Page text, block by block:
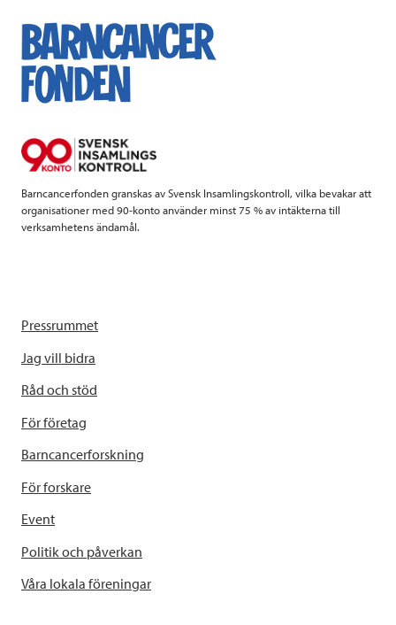
e
b
k
t
t
k
e
Barncancerfonden granskas av Svensk Insamlingskontroll, vilka bevakar att
organisationer med 90-konto använder minst 75 % av intäkterna till
verksamhetens ändamål.
Pressrummet
Jag vill bidra
Råd och stöd
För företag
Barncancerforskning
För forskare
Event
Politik och påverkan
Våra lokala föreningar